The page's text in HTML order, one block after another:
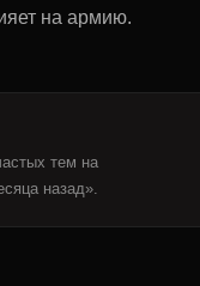
на армию.
тем на
назад».